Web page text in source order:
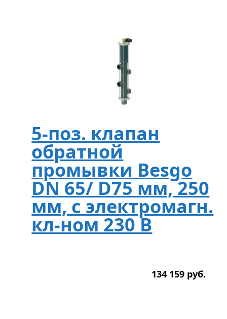
5-поз. клапан
обратной
промывки Besgo
DN 65/ D75 мм, 250
мм, с электромагн.
кл-ном 230 В
134 159 руб.